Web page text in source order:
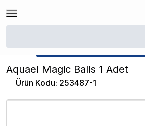
/
★ Atakan Petshop,
Aquael Magic Balls 1 Adet
Ürün Kodu: 253487-1